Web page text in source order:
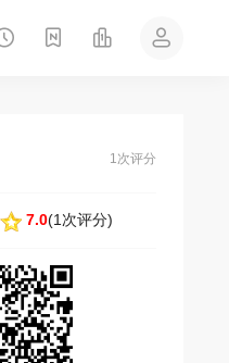
1次评分
7.0(1次评分)